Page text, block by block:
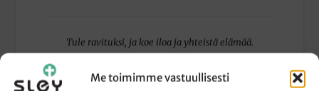
Me toimimme vastuullisesti
Tule ravituksi, ja koe iloa ja yhteistä elämää.